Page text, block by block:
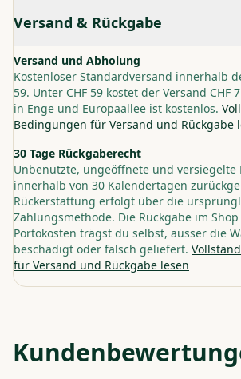
Versand & Rückgabe
Versand und Abholung
Kostenloser Standardversand innerhalb
59. Unter CHF 59 kostet der Versand CHF
in Enge und Europaallee ist kostenlos.
Bedingungen für Versand und Rückgabe
30 Tage Rückgaberecht
Unbenutzte, ungeöffnete und versiegelte
innerhalb von 30 Kalendertagen
Rückerstattung erfolgt über die
Zahlungsmethode. Die Rückgabe im
Portokosten trägst du selbst, ausser die
beschädigt oder falsch geliefert.
für Versand und Rückgabe lesen